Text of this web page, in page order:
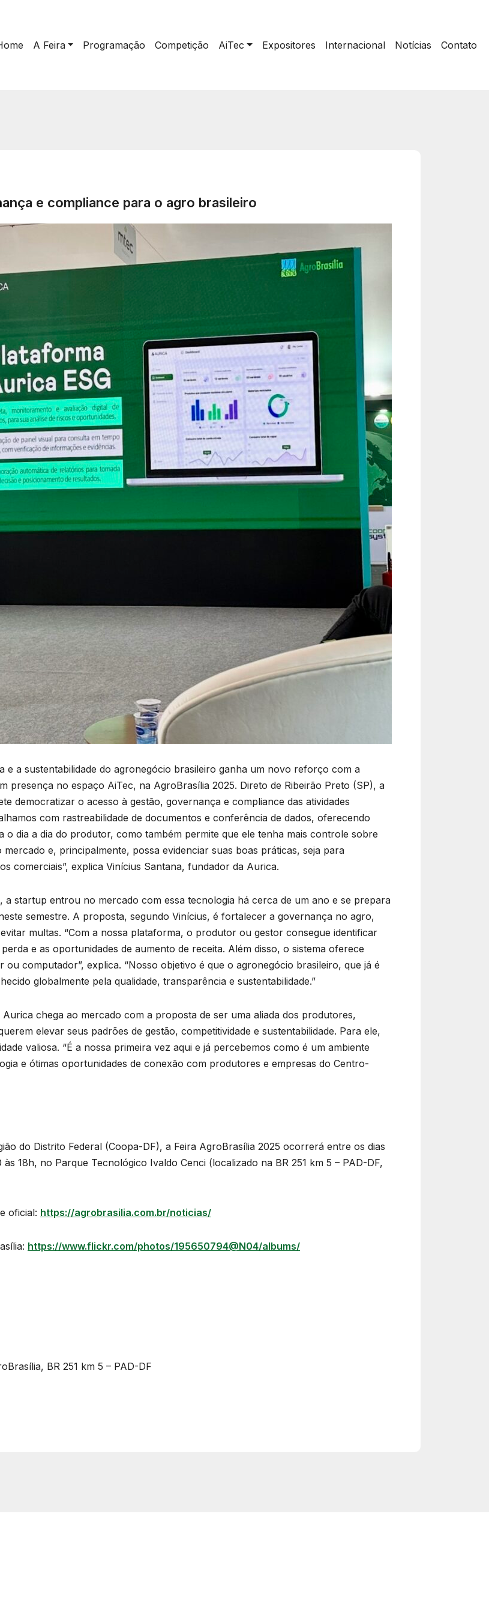
A Feira Programação Competição AiTec Expositores Internacional Notícias Contato
e compliance para o agro brasileiro
e a sustentabilidade do agronegócio brasileiro ganha um novo reforço com a
presença no espaço AiTec, na AgroBrasília 2025. Direto de Ribeirão Preto (SP), a
democratizar o acesso à gestão, governança e compliance das atividades
com rastreabilidade de documentos e conferência de dados, oferecendo
o dia a dia do produtor, como também permite que ele tenha mais controle sobre
e, principalmente, possa evidenciar suas boas práticas, seja para
comerciais”, explica Vinícius Santana, fundador da Aurica.
a startup entrou no mercado com essa tecnologia há cerca de um ano e se prepara
semestre. A proposta, segundo Vinícius, é fortalecer a governança no agro,
multas. “Com a nossa plataforma, o produtor ou gestor consegue identificar
e as oportunidades de aumento de receita. Além disso, o sistema oferece
computador”, explica. “Nosso objetivo é que o agronegócio brasileiro, que já é
globalmente pela qualidade, transparência e sustentabilidade.”
chega ao mercado com a proposta de ser uma aliada dos produtores,
elevar seus padrões de gestão, competitividade e sustentabilidade. Para ele,
valiosa. “É a nossa primeira vez aqui e já percebemos como é um ambiente
e ótimas oportunidades de conexão com produtores e empresas do Centro-
do Distrito Federal (Coopa-DF), a Feira AgroBrasília 2025 ocorrerá entre os dias
18h, no Parque Tecnológico Ivaldo Cenci (localizado na BR 251 km 5 – PAD-DF,
oficial: https://agrobrasilia.com.br/noticias/
https://www.flickr.com/photos/195650794@N04/albums/
BR 251 km 5 – PAD-DF